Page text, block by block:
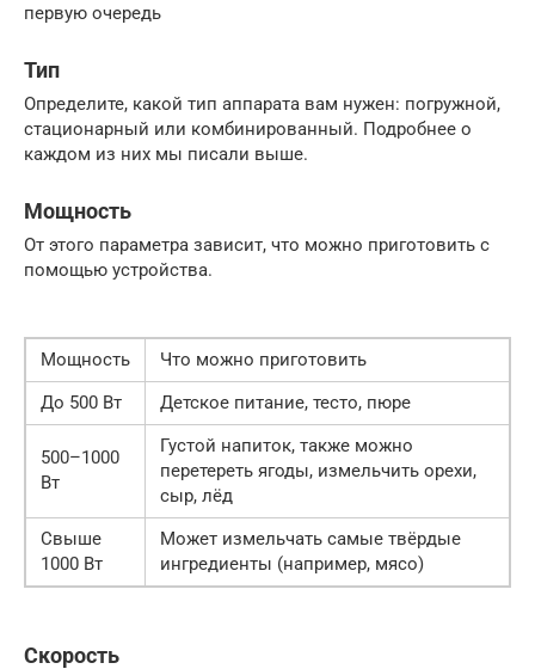
первую очередь
Тип
Определите, какой тип аппарата вам нужен: погружной,
стационарный или комбинированный. Подробнее о
каждом из них мы писали выше.
Мощность
От этого параметра зависит, что можно приготовить с
помощью устройства.
Мощность
Что можно приготовить
До 500 Вт
Детское питание, тесто, пюре
500–1000
Вт
Густой напиток, также можно
перетереть ягоды, измельчить орехи,
сыр, лёд
Свыше
1000 Вт
Может измельчать самые твёрдые
ингредиенты (например, мясо)
Скорость